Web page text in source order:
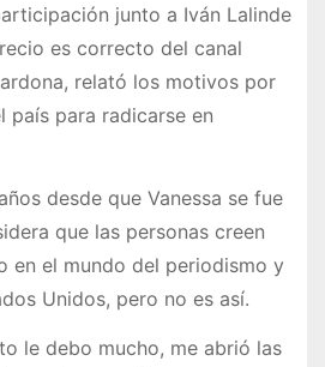
junto a Iván Lalinde
es correcto del canal
relató los motivos por
país para radicarse en
desde que Vanessa se fue
que las personas creen
en el mundo del periodismo y
Unidos, pero no es así.
le debo mucho, me abrió las